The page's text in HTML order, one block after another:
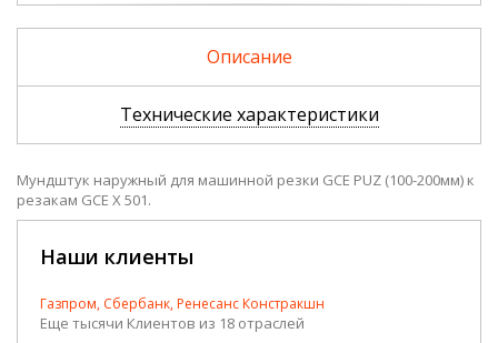
Описание
Технические характеристики
Мундштук наружный для машинной резки GCE PUZ (100-200мм) к
резакам GCE X 501.
Наши клиенты
Газпром, Сбербанк, Ренесанс Констракшн
Еще тысячи Клиентов из 18 отраслей